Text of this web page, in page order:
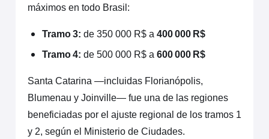
máximos en todo Brasil:
Tramo 3: de 350 000 R$ a400 000 R$
Tramo 4: de 500 000 R$ a600 000 R$
Santa Catarina —incluidas Florianópolis,
Blumenau y Joinville— fue una de las regiones
beneficiadas por el ajuste regional de los tramos 1
y 2, según el Ministerio de Ciudades.